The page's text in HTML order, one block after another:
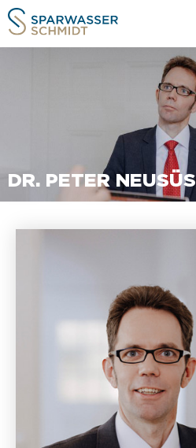
DR. PETER NEUSÜSS